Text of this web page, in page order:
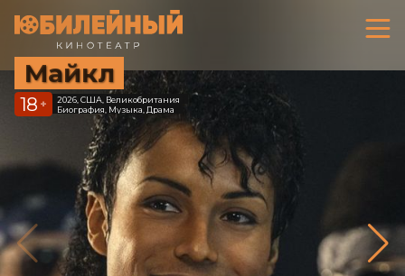
Майкл
18 +
2026, США, Великобритания
Биография, Музыка, Драма